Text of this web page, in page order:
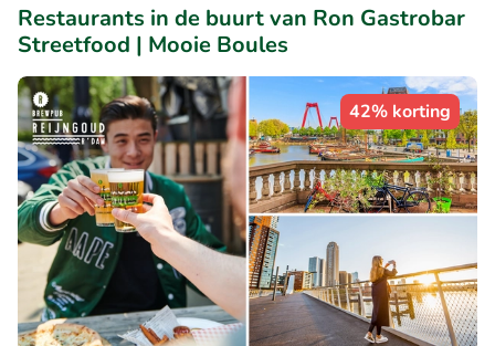
Restaurants in de buurt van Ron Gastrobar
Streetfood | Mooie Boules
42% korting